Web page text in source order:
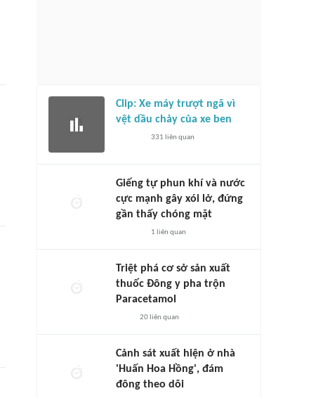
Clip: Xe máy trượt ngã vì
vệt dầu chảy của xe ben
331 liên quan
Giếng tự phun khí và nước
cực mạnh gây xói lở, đứng
gần thấy chóng mặt
1 liên quan
Triệt phá cơ sở sản xuất
thuốc Đông y pha trộn
Paracetamol
20liên quan
Cảnh sát xuất hiện ở nhà
'Huấn Hoa Hồng', đám
đông theo dõi